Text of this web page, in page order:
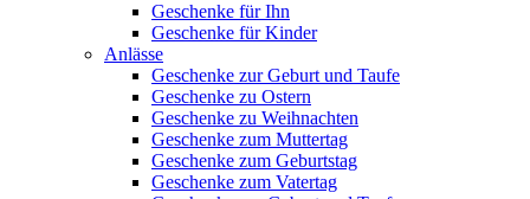
Geschenke für Ihn
Geschenke für Kinder
Anlässe
Geschenke zur Geburt und Taufe
Geschenke zu Ostern
Geschenke zu Weihnachten
Geschenke zum Muttertag
Geschenke zum Geburtstag
Geschenke zum Vatertag